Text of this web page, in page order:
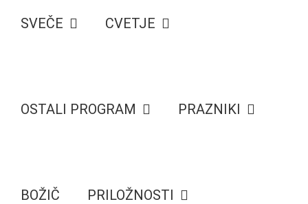
SVEČE CVETJE
OSTALI PROGRAM PRAZNIKI
BOŽIČ PRILOŽNOSTI